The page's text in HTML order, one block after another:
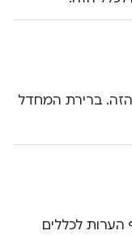
הזה. ברירת המחדל
הערות לכללים